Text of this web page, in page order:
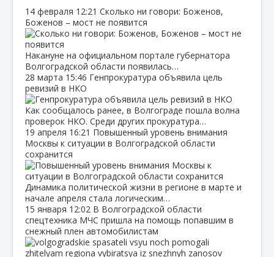
14 февраля 12:21 Сколько ни говори: Боженов,
Боженов – мост не появится
Накануне на официальном портале губернатора
Волгоградской области появилась…
28 марта 15:46 Генпрокуратура объявила цель
ревизий в НКО
Как сообщалось ранее, в Волгограде пошла волна
проверок НКО. Среди других прокуратура…
19 апреля 16:21 Повышенный уровень внимания
Москвы к ситуации в Волгоградской области
сохранится
Динамика политической жизни в регионе в марте и
начале апреля стала логическим…
15 января 12:02 В Волгоградской области
спецтехника МЧС пришла на помощь попавшим в
снежный плен автомобилистам